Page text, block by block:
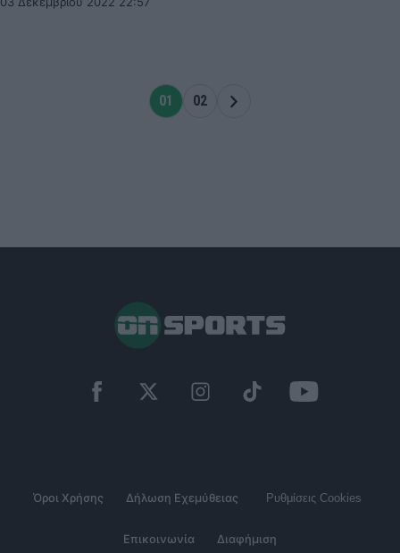
01 02
Όροι Χρήσης Δήλωση Εχεμύθειας Ρυθμίσεις Cookies
Επικοινωνία Διαφήμιση